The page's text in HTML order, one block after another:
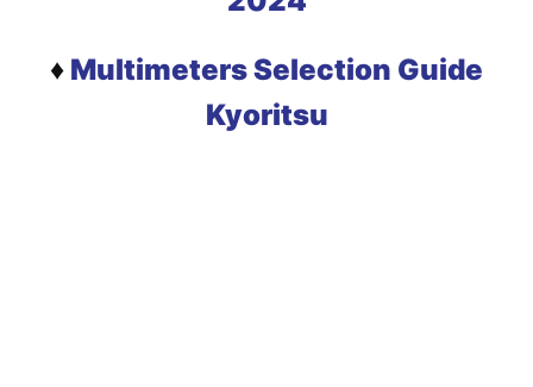
♦ Multimeters Selection Guide
Kyoritsu